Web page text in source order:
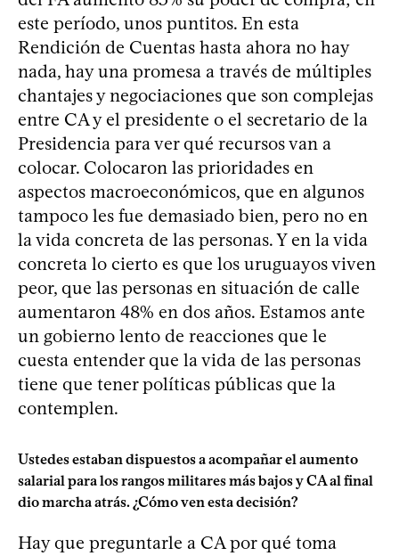
este período, unos puntitos. En esta
Rendición de Cuentas hasta ahora no hay
nada, hay una promesa a través de múltiples
chantajes y negociaciones que son complejas
entre CA y el presidente o el secretario de la
Presidencia para ver qué recursos van a
colocar. Colocaron las prioridades en
aspectos macroeconómicos, que en algunos
tampoco les fue demasiado bien, pero no en
la vida concreta de las personas. Y en la vida
concreta lo cierto es que los uruguayos viven
peor, que las personas en situación de calle
aumentaron 48% en dos años. Estamos ante
un gobierno lento de reacciones que le
cuesta entender que la vida de las personas
tiene que tener políticas públicas que la
contemplen.
Ustedes estaban dispuestos a acompañar el aumento
salarial para los rangos militares más bajos y CA al final
dio marcha atrás. ¿Cómo ven esta decisión?
Hay que preguntarle a CA por qué toma